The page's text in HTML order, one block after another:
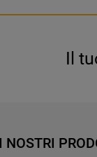
Il
I NOSTRI